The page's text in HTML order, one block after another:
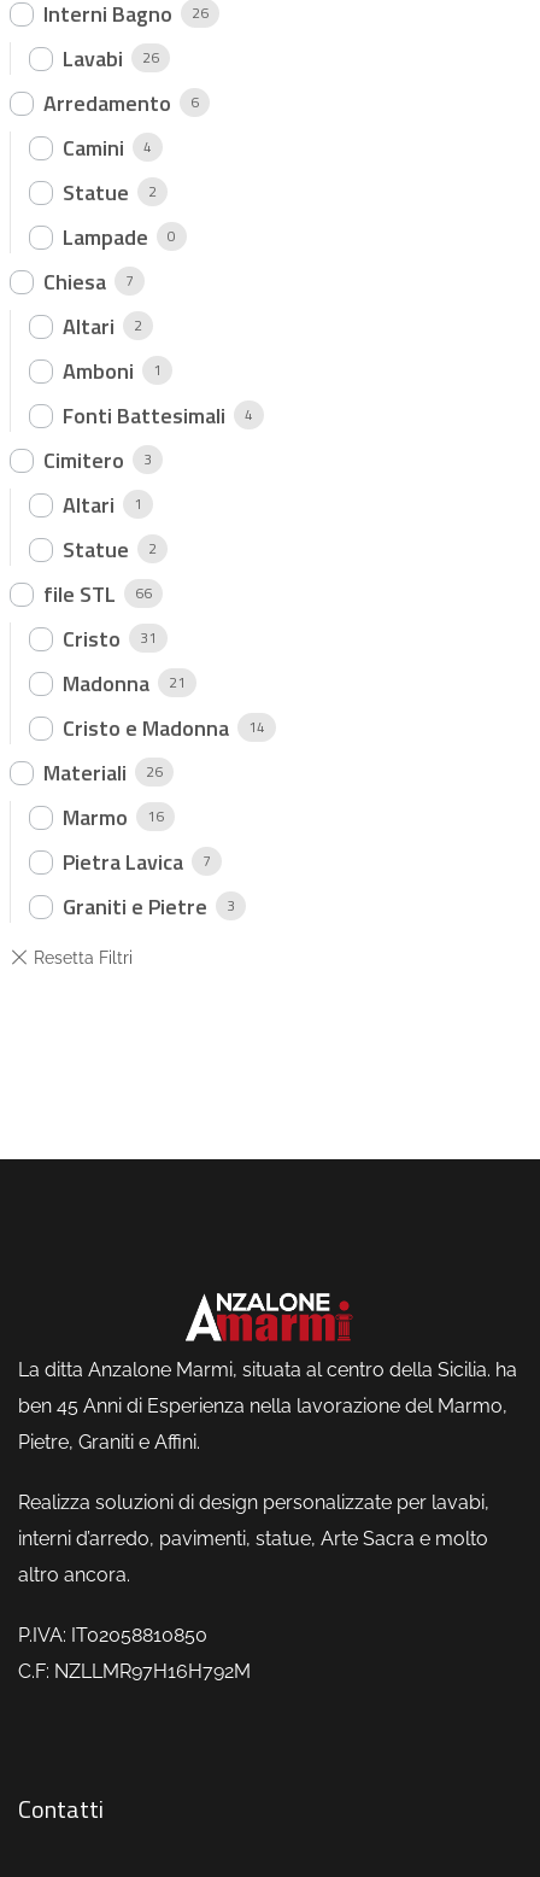
Interni Bagno 26
Lavabi 26
Arredamento 6
Camini 4
Statue 2
Lampade 0
Chiesa 7
Altari 2
Amboni 1
Fonti Battesimali 4
Cimitero 3
Altari 1
Statue 2
file STL 66
Cristo 31
Madonna 21
Cristo e Madonna 14
Materiali 26
Marmo 16
Pietra Lavica 7
Graniti e Pietre 3
La ditta Anzalone Marmi, situata al centro della Sicilia. ha
ben 45 Anni di Esperienza nella lavorazione del Marmo,
Pietre, Graniti e Affini.
Realizza soluzioni di design personalizzate per lavabi,
interni d’arredo, pavimenti, statue, Arte Sacra e molto
altro ancora.
P.IVA: IT02058810850
C.F: NZLLMR97H16H792M
Contatti